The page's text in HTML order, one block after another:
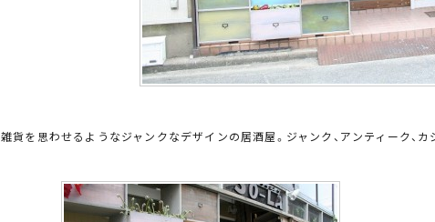
雑貨を思わせるようなジャンクなデザインの居酒屋。ジャンク、アンティーク、